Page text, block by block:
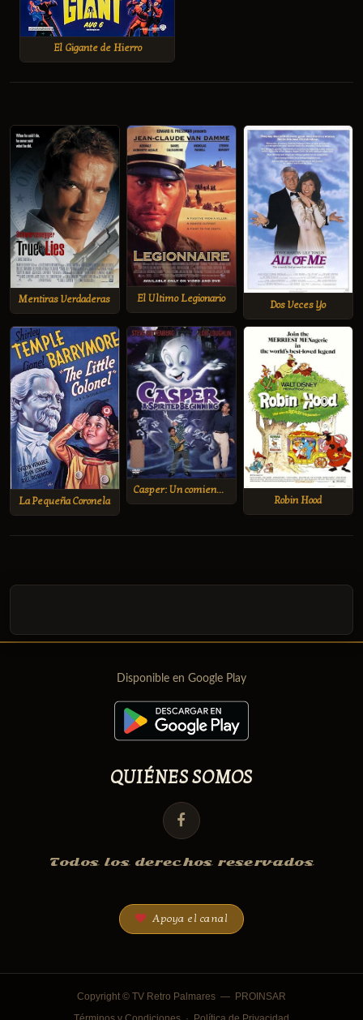
El Gigante de Hierro
Mentiras Verdaderas El Ultimo Legionario
Dos Veces Yo
La Pequeña Coronela
Casper: Un comienzo animado
Robin Hood
Disponible en Google Play
QUIÉNES SOMOS
Todos los derechos reservados
Apoya el canal
Copyright © TV Retro Palmares — PROINSAR